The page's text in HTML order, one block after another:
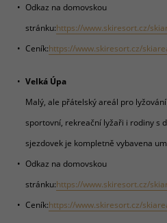
Odkaz na domovskou
stránku:https://www.skiresort.cz/
Ceník:https://www.skiresort.cz/
Velká Úpa
Malý, ale přátelský areál pro
sportovní, rekreační lyžaři i rodiny s
sjezdovek je kompletně vybavena
Odkaz na domovskou
stránku:https://www.skiresort.cz/
Ceník:https://www.skiresort.cz/